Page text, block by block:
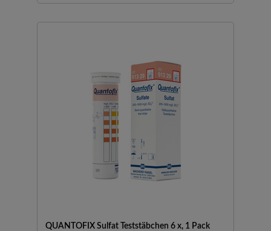
QUANTOFIX Sulfat Teststäbchen 6 x, 1 Pack